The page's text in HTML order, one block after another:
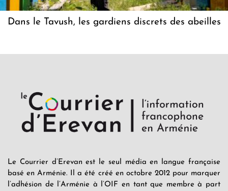
Dans le Tavush, les gardiens discrets des abeilles
Le Courrier d’Erevan est le seul média en langue française
basé en Arménie. Il a été créé en octobre 2012 pour marquer
l’adhésion de l’Arménie à l’OIF en tant que membre à part